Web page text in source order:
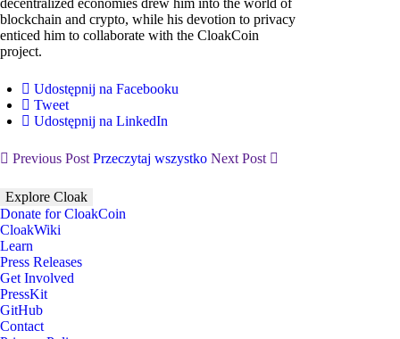
blockchain and crypto, while his devotion to privacy
enticed him to collaborate with the CloakCoin
project.
Udostępnij na Facebooku
Tweet
Udostępnij na LinkedIn
Previous Post Przeczytaj wszystko Next Post
Explore Cloak
Donate for CloakCoin
CloakWiki
Learn
Press Releases
Get Involved
PressKit
GitHub
Contact